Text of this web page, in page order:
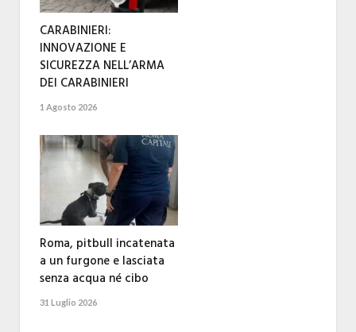
CARABINIERI:
INNOVAZIONE E
SICUREZZA NELL’ARMA
DEI CARABINIERI
1 Agosto 2026
Roma, pitbull incatenata
a un furgone e lasciata
senza acqua né cibo
31 Luglio 2026